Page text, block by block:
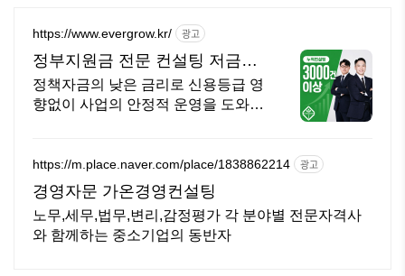
https://www.evergrow.kr/ 광고
정부지원금 전문 컨설팅 저금리
정책자금 지금 신청
정책자금의 낮은 금리로 신용등급 영
향없이 사업의 안정적 운영을 도와드
https://m.place.naver.com/place/1838862214 광고
경영자문 가온경영컨설팅
노무,세무,법무,변리,감정평가 각 분야별 전문자격사
와 함께하는 중소기업의 동반자